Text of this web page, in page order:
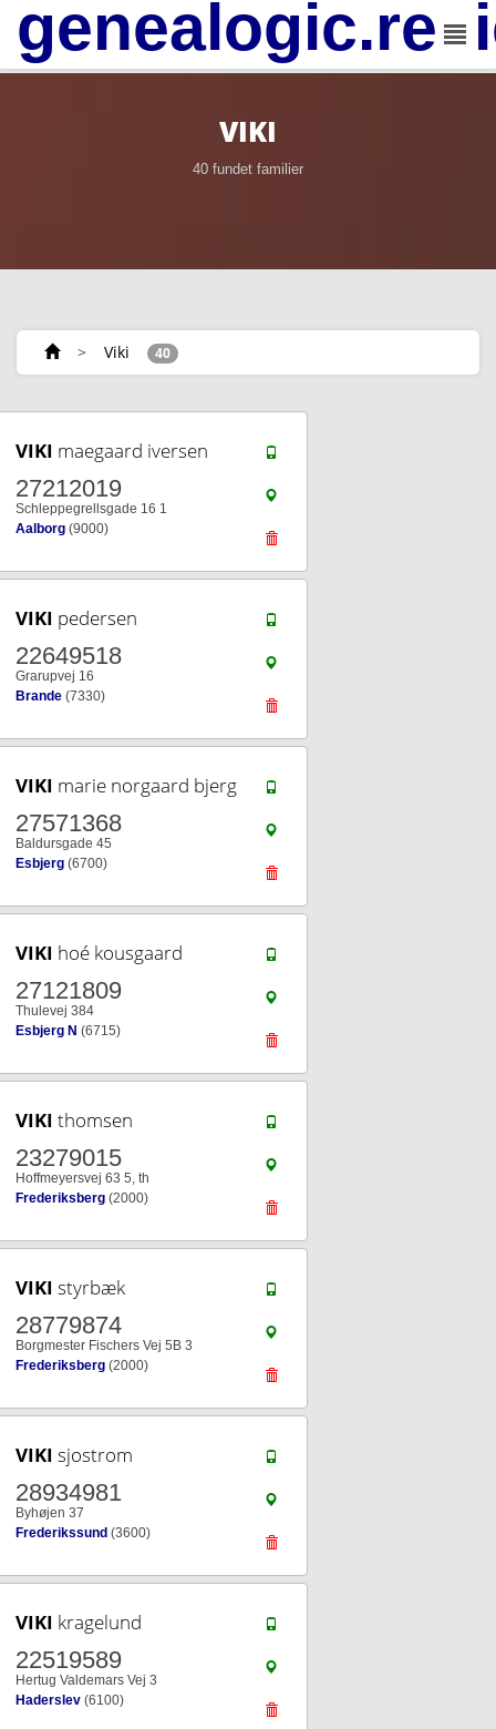
VIKI
40 fundet familier
> Viki 40
VIKI maegaard iversen
27212019
Schleppegrellsgade 16 1
Aalborg (9000)
VIKI pedersen
22649518
Grarupvej 16
Brande (7330)
VIKI marie norgaard bjerg
27571368
Baldursgade 45
Esbjerg (6700)
VIKI hoé kousgaard
27121809
Thulevej 384
Esbjerg N (6715)
VIKI thomsen
23279015
Hoffmeyersvej 63 5, th
Frederiksberg (2000)
VIKI styrbæk
28779874
Borgmester Fischers Vej 5B 3
Frederiksberg (2000)
VIKI sjostrom
28934981
Byhøjen 37
Frederikssund (3600)
VIKI kragelund
22519589
Hertug Valdemars Vej 3
Haderslev (6100)